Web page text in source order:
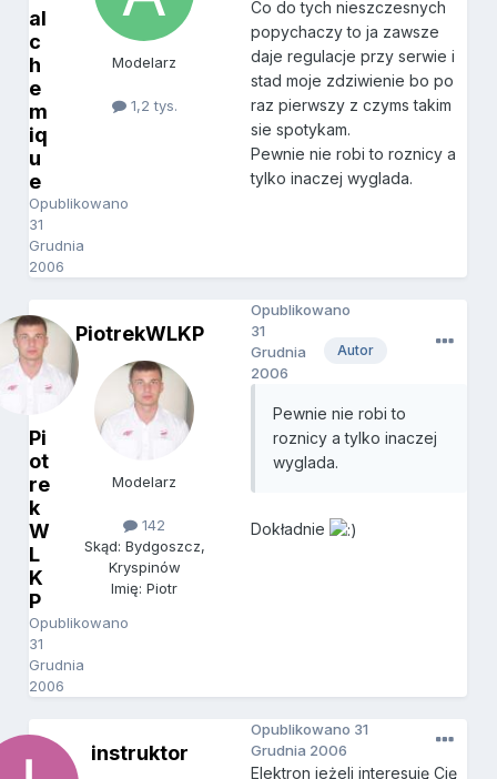
al
c
h
e
m
iq
u
e
Opublikowano
31
Grudnia
2006
Modelarz
1,2 tys.
Co do tych nieszczesnych
popychaczy to ja zawsze
daje regulacje przy serwie i
stad moje zdziwienie bo po
raz pierwszy z czyms takim
sie spotykam.
Pewnie nie robi to roznicy a
tylko inaczej wyglada.
Pi
ot
re
k
W
L
K
P
Opublikowano
31
Grudnia
2006
PiotrekWLKP
Modelarz
142
Skąd: Bydgoszcz,
Kryspinów
Imię: Piotr
Autor
Opublikowano
31
Grudnia
2006
Pewnie nie robi to
roznicy a tylko inaczej
wyglada.
Dokładnie
instruktor
Opublikowano 31
Grudnia 2006
Elektron jeżeli interesuję Cię